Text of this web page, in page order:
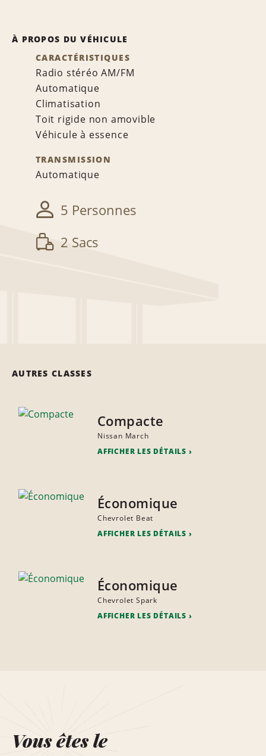
À PROPOS DU VÉHICULE
CARACTÉRISTIQUES
Radio stéréo AM/FM
Automatique
Climatisation
Toit rigide non amovible
Véhicule à essence
TRANSMISSION
Automatique
5 Personnes
2 Sacs
AUTRES CLASSES
Compacte
Nissan March
AFFICHER LES DÉTAILS
Économique
Chevrolet Beat
AFFICHER LES DÉTAILS
Économique
Chevrolet Spark
AFFICHER LES DÉTAILS
Vous êtes le